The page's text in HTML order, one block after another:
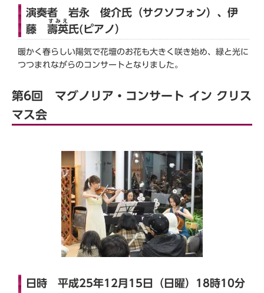
演奏者 岩永 俊介氏（サクソフォン）、伊
藤 壽英
すみえ
氏(ピアノ）
暖かく春らしい陽気で花壇のお花も大きく咲き始め、緑と光に
つつまれながらのコンサートとなりました。
第6回 マグノリア・コンサート イン クリス
マス会
日時 平成25年12月15日（日曜）18時10分